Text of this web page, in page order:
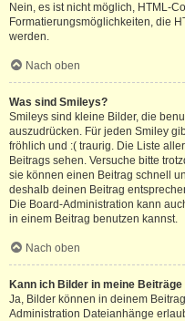
Nein, es ist nicht möglich, HTML-
Formatierungsmöglichkeiten, die
werden.
Nach oben
Was sind Smileys?
Smileys sind kleine Bilder, die
auszudrücken. Für jeden Smiley
fröhlich und :( traurig. Die Liste
Beitrags sehen. Versuche bitte
sie können einen Beitrag schnell
deshalb deinen Beitrag
Die Board-Administration kann
in einem Beitrag benutzen kannst.
Nach oben
Kann ich Bilder in meine Beiträge
Ja, Bilder können in deinem
Administration Dateianhänge